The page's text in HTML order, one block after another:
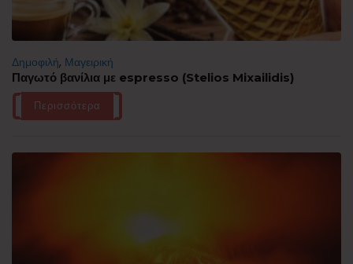
Δημοφιλή, Μαγειρική
Παγωτό βανίλια με espresso (Stelios Mixailidis)
Περισσότερα